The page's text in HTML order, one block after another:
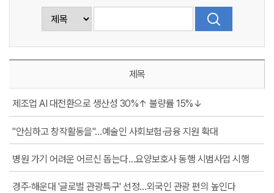
제목
제조업 AI 대전환으로 생산성 30%↑ 불량률 15%↓
"안심하고 창작활동을"…예술인 사회보험·금융 지원 확대
병원 가기 어려운 어르신 돕는다…요양보호사 동행 시범사업 시행
경주·해운대 '글로벌 관광특구' 선정…외국인 관광 편의 높인다